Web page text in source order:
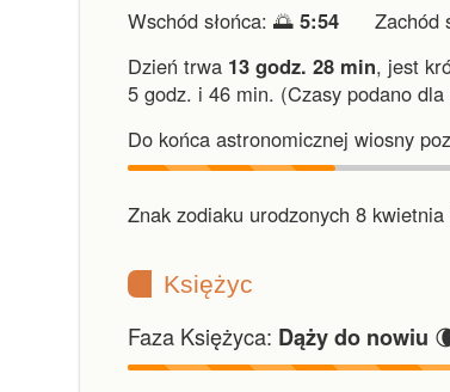
Wschód słońca: 🌅 5:54 Zachód
Dzień trwa 13 godz. 28 min, jest
5 godz. i 46 min. (Czasy podano
Do końca astronomicznej wiosny
Znak zodiaku urodzonych 8 kwietnia
Księżyc
Faza Księżyca: Dąży do nowiu